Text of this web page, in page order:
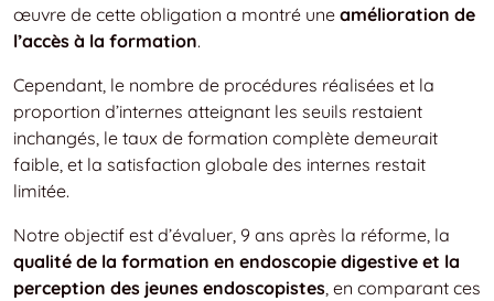
œuvre de cette obligation a montré une amélioration de
l’accès à la formation.
Cependant, le nombre de procédures réalisées et la
proportion d’internes atteignant les seuils restaient
inchangés, le taux de formation complète demeurait
faible, et la satisfaction globale des internes restait
limitée.
Notre objectif est d’évaluer, 9 ans après la réforme, la
qualité de la formation en endoscopie digestive et la
perception des jeunes endoscopistes , en comparant ces